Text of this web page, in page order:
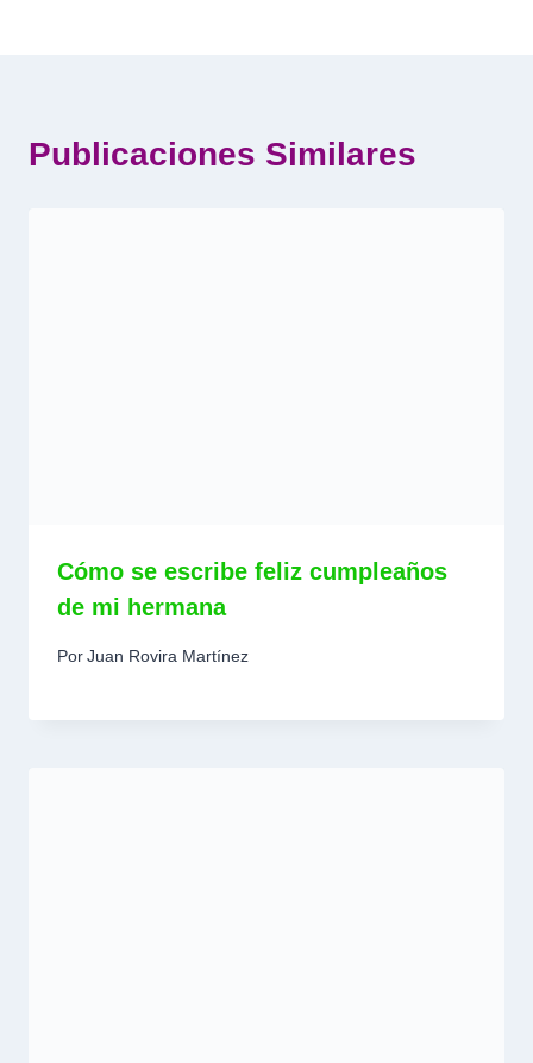
Publicaciones Similares
Cómo se escribe feliz cumpleaños
de mi hermana
PorJuan Rovira Martínez